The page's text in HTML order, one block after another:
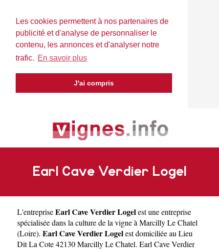
Les cookies permettent à nos partenaires de
publicité et d'analyse de personnaliser le
contenu, les annonces et d'analyser notre
trafic. En savoir plus
J'ai compris
Earl Cave Verdier Logel
L'entrepriseEarl Cave Verdier Logelest uneentreprise
spécialisée dans la culture de la vigne à Marcilly Le Chatel
(Loire). Earl Cave Verdier Logelest domiciliée au Lieu
Dit La Cote 42130 Marcilly Le Chatel. Earl Cave Verdier